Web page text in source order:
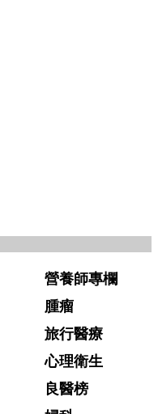
營養師專欄
腫瘤
旅行醫療
心理衛生
良醫榜